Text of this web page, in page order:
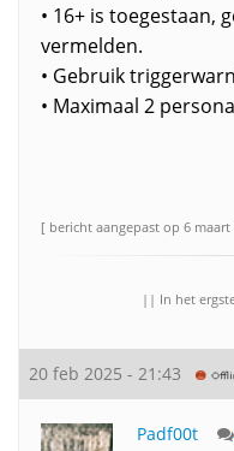
• 16+ is toegestaan,
vermelden.
• Gebruik
• Maximaal 2
[ bericht aangepast op 6 maart
|| In het
20 feb 2025 - 21:43
Padf00t